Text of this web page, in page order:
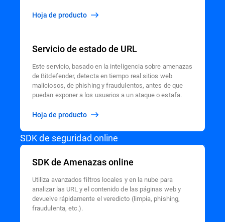
Hoja de producto
Servicio de estado de URL
Este servicio, basado en la inteligencia sobre amenazas
de Bitdefender, detecta en tiempo real sitios web
maliciosos, de phishing y fraudulentos, antes de que
puedan exponer a los usuarios a un ataque o estafa.
Hoja de producto
SDK de seguridad online
SDK de Amenazas online
Utiliza avanzados filtros locales y en la nube para
analizar las URL y el contenido de las páginas web y
devuelve rápidamente el veredicto (limpia, phishing,
fraudulenta, etc.).